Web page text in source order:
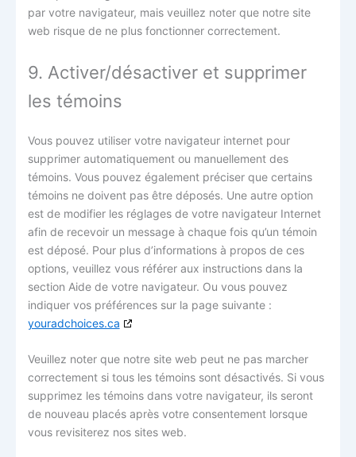
par votre navigateur, mais veuillez noter que notre site
web risque de ne plus fonctionner correctement.
9. Activer/désactiver et supprimer
les témoins
Vous pouvez utiliser votre navigateur internet pour
supprimer automatiquement ou manuellement des
témoins. Vous pouvez également préciser que certains
témoins ne doivent pas être déposés. Une autre option
est de modifier les réglages de votre navigateur Internet
afin de recevoir un message à chaque fois qu’un témoin
est déposé. Pour plus d’informations à propos de ces
options, veuillez vous référer aux instructions dans la
section Aide de votre navigateur. Ou vous pouvez
indiquer vos préférences sur la page suivante :
youradchoices.ca
Veuillez noter que notre site web peut ne pas marcher
correctement si tous les témoins sont désactivés. Si vous
supprimez les témoins dans votre navigateur, ils seront
de nouveau placés après votre consentement lorsque
vous revisiterez nos sites web.